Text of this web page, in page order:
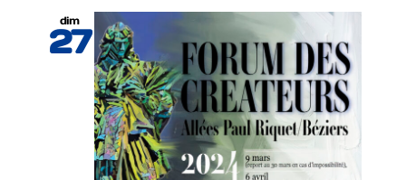
dim
27